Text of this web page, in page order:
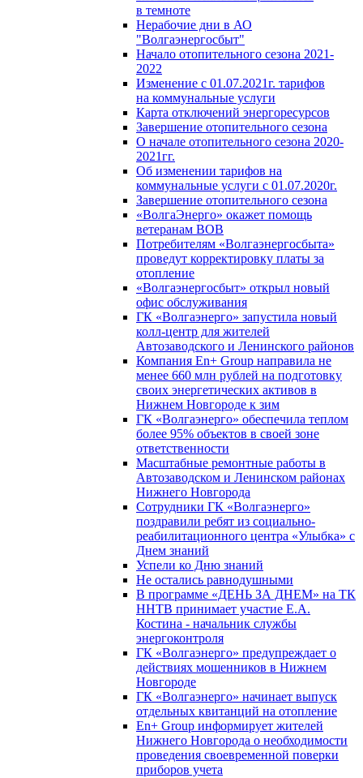
в темноте
Нерабочие дни в АО
"Волгаэнергосбыт"
Начало отопительного сезона 2021-
2022
Изменение с 01.07.2021г. тарифов
на коммунальные услуги
Карта отключений энергоресурсов
Завершение отопительного сезона
О начале отопительного сезона 2020-
2021гг.
Об изменении тарифов на
коммунальные услуги с 01.07.2020г.
Завершение отопительного сезона
«ВолгаЭнерго» окажет помощь
ветеранам ВОВ
Потребителям «Волгаэнергосбыта»
проведут корректировку платы за
отопление
«Волгаэнергосбыт» открыл новый
офис обслуживания
ГК «Волгаэнерго» запустила новый
колл-центр для жителей
Автозаводского и Ленинского районов
Компания En+ Group направила не
менее 660 млн рублей на подготовку
своих энергетических активов в
Нижнем Новгороде к зим
ГК «Волгаэнерго» обеспечила теплом
более 95% объектов в своей зоне
ответственности
Масштабные ремонтные работы в
Автозаводском и Ленинском районах
Нижнего Новгорода
Сотрудники ГК «Волгаэнерго»
поздравили ребят из социально-
реабилитационного центра «Улыбка» с
Днем знаний
Успели ко Дню знаний
Не остались равнодушными
В программе «ДЕНЬ ЗА ДНЕМ» на ТК
ННТВ принимает участие Е.А.
Костина - начальник службы
энергоконтроля
ГК «Волгаэнерго» предупреждает о
действиях мошенников в Нижнем
Новгороде
ГК «Волгаэнерго» начинает выпуск
отдельных квитанций на отопление
En+ Group информирует жителей
Нижнего Новгорода о необходимости
проведения своевременной поверки
приборов учета